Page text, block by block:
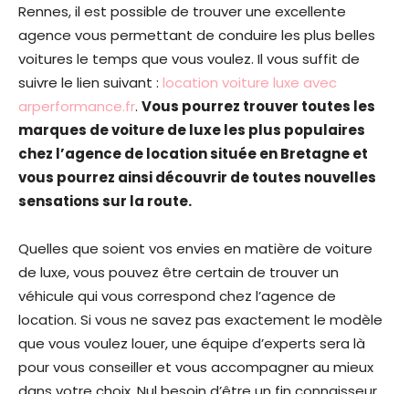
Rennes, il est possible de trouver une excellente
agence vous permettant de conduire les plus belles
voitures le temps que vous voulez. Il vous suffit de
suivre le lien suivant : location voiture luxe avec
arperformance.fr. Vous pourrez trouver toutes les
marques de voiture de luxe les plus populaires
chez l’agence de location située en Bretagne et
vous pourrez ainsi découvrir de toutes nouvelles
sensations sur la route.
Quelles que soient vos envies en matière de voiture
de luxe, vous pouvez être certain de trouver un
véhicule qui vous correspond chez l’agence de
location. Si vous ne savez pas exactement le modèle
que vous voulez louer, une équipe d’experts sera là
pour vous conseiller et vous accompagner au mieux